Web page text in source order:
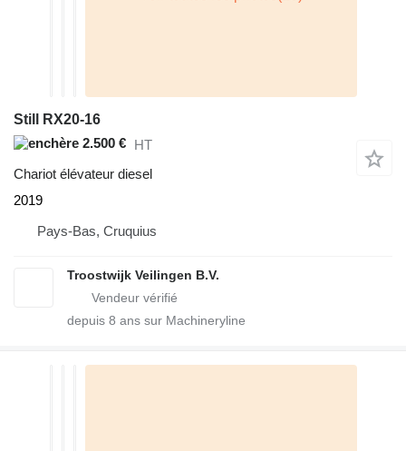
Still RX20-16
2.500 € HT
Chariot élévateur diesel
2019
Pays-Bas, Cruquius
Troostwijk Veilingen B.V.
depuis 8 ans sur Machineryline